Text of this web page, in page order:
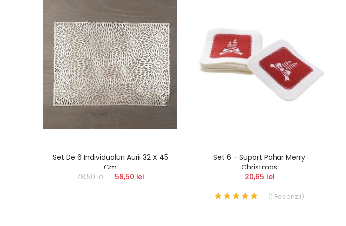
Set De 6 Individualuri Aurii 32 X 45
Cm
78,50 lei
58,50 lei
Set 6 - Suport Pahar Merry
Christmas
20,65 lei
(1 Recenzii)